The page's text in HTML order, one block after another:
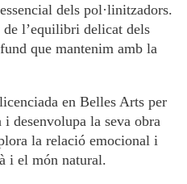
dels pol·linitzadors.
de l’equilibri delicat dels
que mantenim amb la
en Belles Arts per
desenvolupa la seva obra
la relació emocional i
i el món natural.